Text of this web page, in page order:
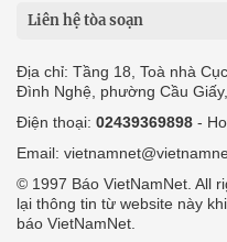
Liên hệ tòa soạn
Địa chỉ: Tầng 18, Toà nhà
Đình Nghệ, phường Cầu Giấy,
Điện thoại: 02439369898 -
Email:
© 1997 Báo VietNamNet. All
lại thông tin từ website này
báo VietNamNet.